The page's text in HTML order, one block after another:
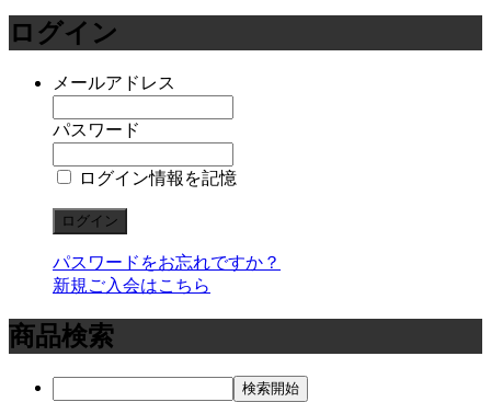
ログイン
メールアドレス
パスワード
ログイン情報を記憶
パスワードをお忘れですか？
新規ご入会はこちら
商品検索